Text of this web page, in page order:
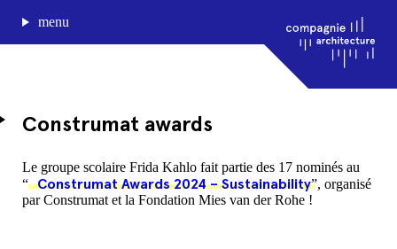
menu
journal de bord
projets
approche
Construmat awards
Le groupe scolaire Frida Kahlo fait partie des 17 nominés au
“ Construmat Awards 2024 – Sustainability”, organisé
par Construmat et la Fondation Mies van der Rohe !